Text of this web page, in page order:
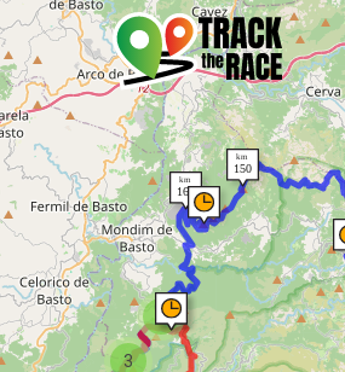
3
4